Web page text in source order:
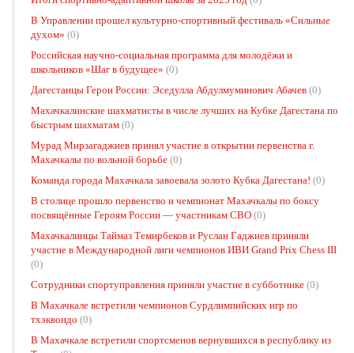
В Управлении прошел культурно-спортивный фестиваль «Сильные
духом» (0)
Российская научно-социальная программа для молодёжи и
школьников «Шаг в будущее» (0)
Дагестанцы Герои России: Эседулла Абдулмуминович Абачев (0)
Махачкалинские шахматисты в числе лучших на Кубке Дагестана по
быстрым шахматам (0)
Мурад Мирзагаджиев принял участие в открытии первенства г.
Махачкалы по вольной борьбе (0)
Команда города Махачкала завоевала золото Кубка Дагестана! (0)
В столице прошло первенство и чемпионат Махачкалы по боксу
посвящённые Героям России — участникам СВО (0)
Махачкалинцы Таймаз Темирбеков и Руслан Гаджиев приняли
участие в Международной лиги чемпионов ИВИ Grand Prix Chess III
(0)
Сотрудники спортуправления приняли участие в субботнике (0)
В Махачкале встретили чемпионов Сурдлимпийских игр по
тхэквондо (0)
В Махачкале встретили спортсменов вернувшихся в республику из